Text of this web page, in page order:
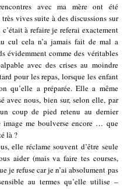
avec ma mère ont été
vives suite à des discussions sur
à refaire je referai exactement
cul cela n’a jamais fait de mal a
évidemment comme des véritables
avec des crises au moindre
pour les repas, lorsque les enfant
qu’elle a préparée. Elle a même
avec nous, bien sur, selon elle, par
coup de pied retenu au dernier
me boulverse encore … que
là ?
elle réclame souvent d’être seule
aider (mais va faire tes courses,
je refuse car je n’ai absolument pas
au termes qu’elle utilise –